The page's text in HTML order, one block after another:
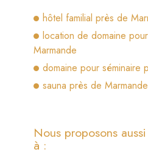
hôtel familial près de
location de domaine
Marmande
domaine pour séminaire
sauna près de Marmande
Nous proposons
à :